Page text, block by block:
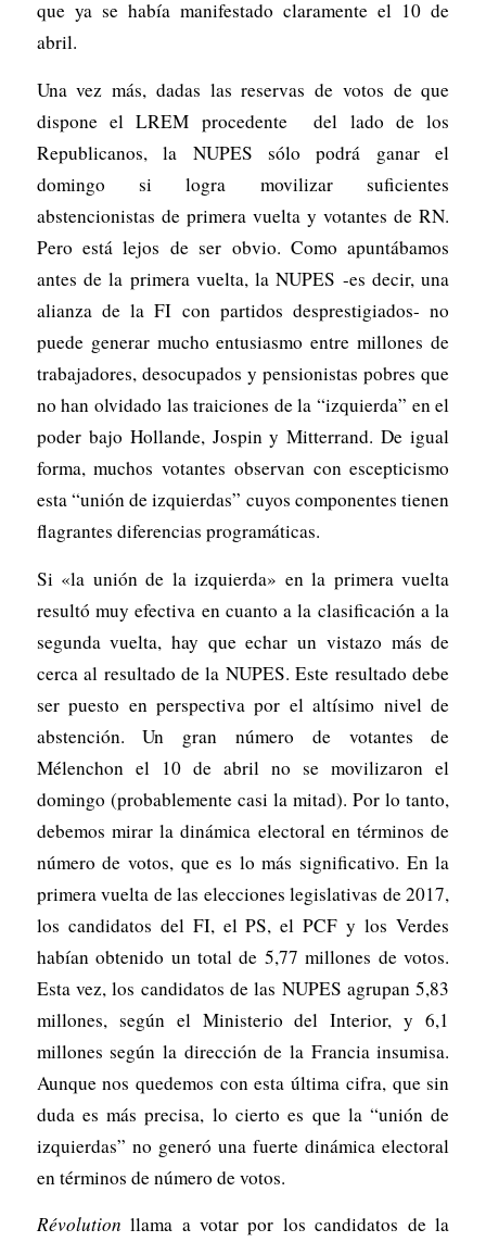
que ya se había manifestado claramente el 10 de
abril.
Una vez más, dadas las reservas de votos de que
dispone el LREM procedente del lado de los
Republicanos, la NUPES sólo podrá ganar el
domingo si logra movilizar suficientes
abstencionistas de primera vuelta y votantes de RN.
Pero está lejos de ser obvio. Como apuntábamos
antes de la primera vuelta, la NUPES -es decir, una
alianza de la FI con partidos desprestigiados- no
puede generar mucho entusiasmo entre millones de
trabajadores, desocupados y pensionistas pobres que
no han olvidado las traiciones de la “izquierda” en el
poder bajo Hollande, Jospin y Mitterrand. De igual
forma, muchos votantes observan con escepticismo
esta “unión de izquierdas” cuyos componentes tienen
flagrantes diferencias programáticas.
Si «la unión de la izquierda» en la primera vuelta
resultó muy efectiva en cuanto a la clasificación a la
segunda vuelta, hay que echar un vistazo más de
cerca al resultado de la NUPES. Este resultado debe
ser puesto en perspectiva por el altísimo nivel de
abstención. Un gran número de votantes de
Mélenchon el 10 de abril no se movilizaron el
domingo (probablemente casi la mitad). Por lo tanto,
debemos mirar la dinámica electoral en términos de
número de votos, que es lo más significativo. En la
primera vuelta de las elecciones legislativas de 2017,
los candidatos del FI, el PS, el PCF y los Verdes
habían obtenido un total de 5,77 millones de votos.
Esta vez, los candidatos de las NUPES agrupan 5,83
millones, según el Ministerio del Interior, y 6,1
millones según la dirección de la Francia insumisa.
Aunque nos quedemos con esta última cifra, que sin
duda es más precisa, lo cierto es que la “unión de
izquierdas” no generó una fuerte dinámica electoral
en términos de número de votos.
Révolution llama a votar por los candidatos de la